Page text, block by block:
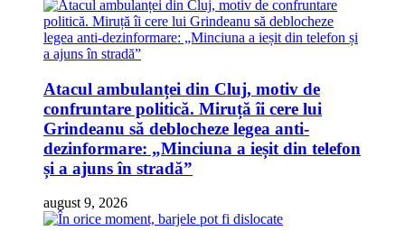
Atacul ambulanței din Cluj, motiv de
confruntare politică. Miruță îi cere lui
Grindeanu să deblocheze legea anti-
dezinformare: „Minciuna a ieșit din telefon
și a ajuns în stradă”
august 9, 2026